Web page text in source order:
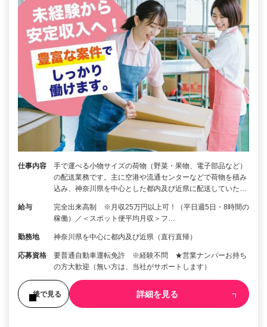
仕事内容
手で運べる小物サイズの荷物（野菜・果物、電子部品など）
の配送業務です。主に空港や流通センターなどで荷物を積み
込み、神奈川県を中心とした都内及び近県に配送していた…
給与
完全出来高制 ※月収25万円以上可！（平日週5日・8時間の
稼働）／＜スポット便平均月収＞フ…
勤務地 神奈川県を中心に都内及び近県（直行直帰）
応募資格
要普通自動車運転免許 ※経験不問 ★営業ナンバーお持ち
の方大歓迎（無い方は、当社がサポートします）
後で見る 詳細を見る